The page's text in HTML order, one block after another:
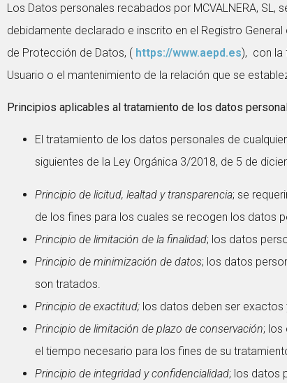
Los Datos personales recabados por MCVALNERA,
debidamente declarado e inscrito en el Registro
de Protección de Datos, ( https://www.aepd.es), con la
Usuario o el mantenimiento de la relación que se
Principios aplicables al tratamiento de los datos
El tratamiento de los datos personales de
siguientes de la Ley Orgánica 3/2018, de 5 de
Principio de licitud, lealtad y transparencia; se
de los fines para los cuales se recogen los datos
Principio de limitación de la finalidad; los datos
Principio de minimización de datos; los datos
son tratados.
Principio de exactitud; los datos deben ser exactos
Principio de limitación de plazo de conservación; los
el tiempo necesario para los fines de su
Principio de integridad y confidencialidad; los datos